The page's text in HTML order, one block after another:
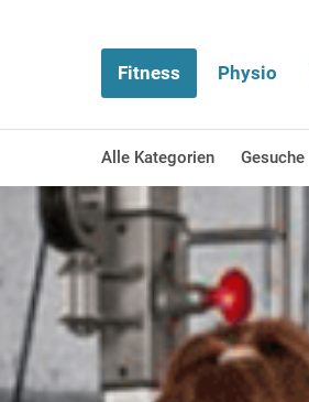
Fitness Physio
Alle Kategorien Gesuche